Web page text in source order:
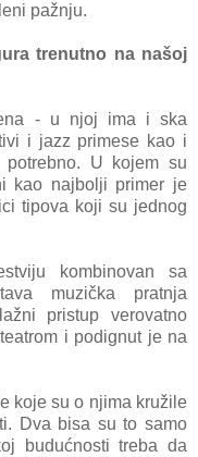
pažnju.
trenutno na našoj
- u njoj ima i ska
i jazz primese kao i
U kojem su
kao najbolji primer je
tipova koji su jednog
kombinovan sa
muzička pratnja
pristup verovatno
i podignut je na
koje su o njima kružile
Dva bisa su to samo
budućnosti treba da